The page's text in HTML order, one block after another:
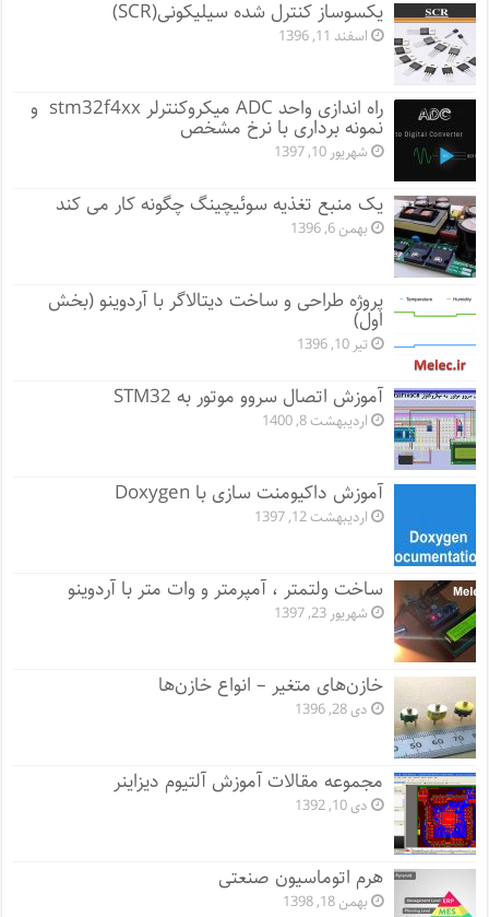
یکسوساز کنترل شده سیلیکونی(SCR)
اسفند 11, 1396
راه اندازی واحد ADC میکروکنترلر stm32f4xx و
نمونه برداری با نرخ مشخص
شهریور 10, 1397
یک منبع تغذیه سوئیچینگ چگونه کار می کند
بهمن 6, 1396
پروژه طراحی و ساخت دیتالاگر با آردوینو (بخش
اول)
تیر 10, 1396
آموزش اتصال سروو موتور به STM32
اردیبهشت 8, 1400
آموزش داکیومنت سازی با Doxygen
اردیبهشت 12, 1397
ساخت ولتمتر ، آمپرمتر و وات متر با آردوینو
شهریور 23, 1397
خازن‌های متغیر – انواع خازن‌ها
دی 28, 1396
مجموعه مقالات آموزش آلتیوم دیزاینر
دی 10, 1392
هرم اتوماسیون صنعتی
بهمن 18, 1398